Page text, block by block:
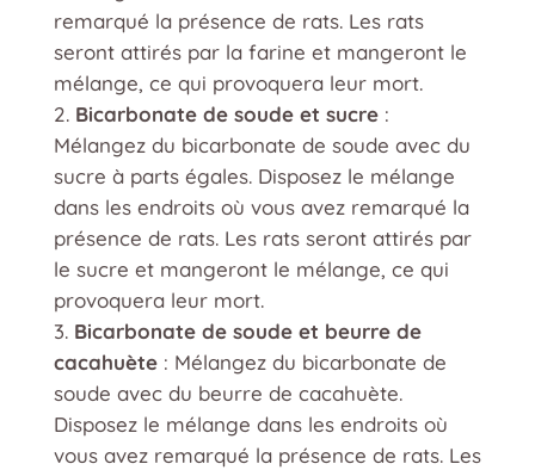
remarqué la présence de rats. Les rats
seront attirés par la farine et mangeront le
mélange, ce qui provoquera leur mort.
Bicarbonate de soude et sucre :
Mélangez du bicarbonate de soude avec du
sucre à parts égales. Disposez le mélange
dans les endroits où vous avez remarqué la
présence de rats. Les rats seront attirés par
le sucre et mangeront le mélange, ce qui
provoquera leur mort.
Bicarbonate de soude et beurre de
cacahuète : Mélangez du bicarbonate de
soude avec du beurre de cacahuète.
Disposez le mélange dans les endroits où
vous avez remarqué la présence de rats. Les